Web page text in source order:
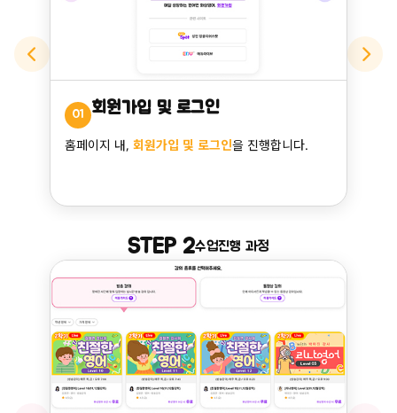
01 회원가입 및 로그인
홈페이지 내, 회원가입 및 로그인을 진행합니다.
STEP 2수업진행 과정